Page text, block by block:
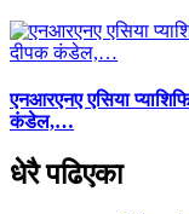
एनआरएनए एसिया
कंडेल,…
धेरै पढिएका